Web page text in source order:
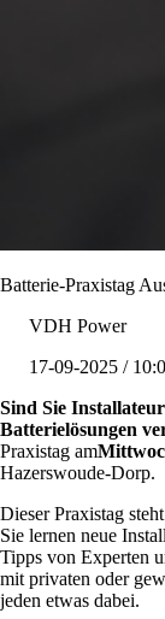
Batterie-Praxistag
VDH Power
17-09-2025 /
Sind Sie
Batterielösungen
Praxistag am
Hazerswoude-Dorp.
Dieser Praxistag
Sie lernen neue
Tipps von Experten
mit privaten oder
jeden etwas dabei.